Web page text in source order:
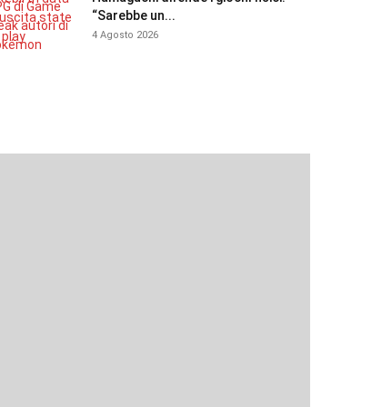
“Sarebbe un...
4 Agosto 2026